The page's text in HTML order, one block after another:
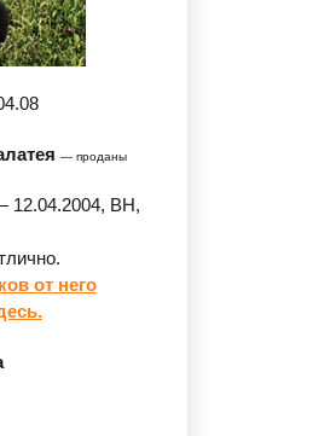
— проданы
12.04.2004, BH,
от него